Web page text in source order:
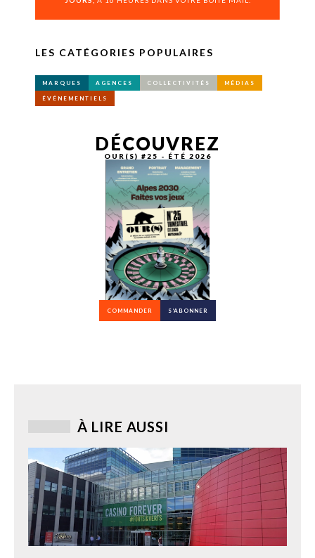
LES CATÉGORIES POPULAIRES
MARQUES AGENCES COLLECTIVITÉS MÉDIAS
ÉVÉNEMENTIELS
DÉCOUVREZ
OUR(S) #25 - ÉTÉ 2026
COMMANDER S’ABONNER
À LIRE AUSSI